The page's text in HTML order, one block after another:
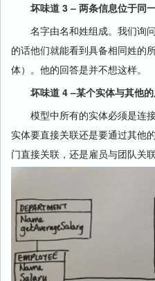
坏味道 3 – 两条信息位于同
名字由名和姓组成。我们询
的话他们就能看到具备相同姓的
体）。他的回答是并不想这样。
坏味道 4 –某个实体与其他
模型中所有的实体必须是连接
实体要直接关联还是要通过其他
门直接关联，还是雇员与团队关